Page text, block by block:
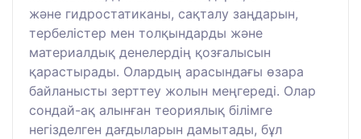
және гидростатиканы, сақталу заңдарын,
тербелістер мен толқындарды және
материалдық денелердің қозғалысын
қарастырады. Олардың арасындағы өзара
байланысты зерттеу жолын меңгереді. Олар
сондай-ақ алынған теориялық білімге
негізделген дағдыларын дамытады, бұл